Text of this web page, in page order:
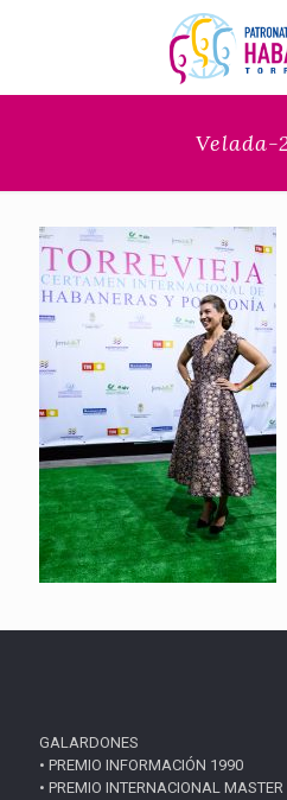
Velada-
GALARDONES
• PREMIO INFORMACIÓN 1990
• PREMIO INTERNACIONAL